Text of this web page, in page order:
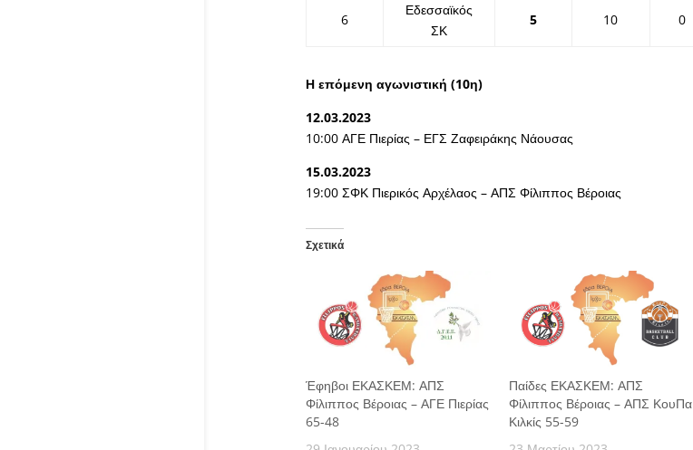
6
Εδεσσαϊκός
ΣΚ
5 10 0
Η επόμενη αγωνιστική (10η)
12.03.2023
10:00 ΑΓΕ Πιερίας – ΕΓΣ Ζαφειράκης Νάουσας
15.03.2023
19:00 ΣΦΚ Πιερικός Αρχέλαος – ΑΠΣ Φίλιππος Βέροιας
Σχετικά
Έφηβοι ΕΚΑΣΚΕΜ: ΑΠΣ
Φίλιππος Βέροιας – ΑΓΕ Πιερίας
65-48
Παίδες ΕΚΑΣΚΕΜ: ΑΠΣ
Φίλιππος Βέροιας – ΑΠΣ ΚουΠα
Κιλκίς 55-59